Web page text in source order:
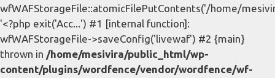
wfWAFStorageFile::atomicFilePutContents('/home/
'<?php exit('Acc...') #1 [internal function]:
wfWAFStorageFile->saveConfig('livewaf') #2 {main}
thrown in /home/mesivira/public_html/wp-
content/plugins/wordfence/vendor/wordfence/wf-